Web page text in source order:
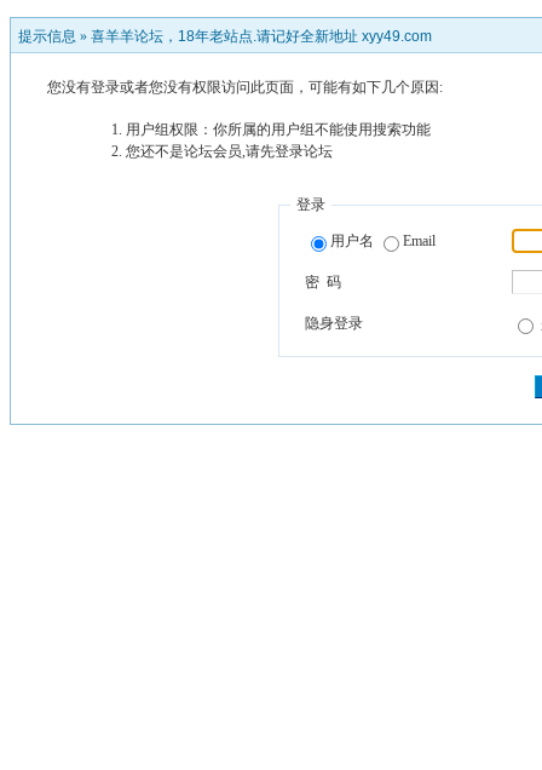
提示信息 » 喜羊羊论坛，18年老站点.请记好全新地址 xyy49.com
您没有登录或者您没有权限访问此页面，可能有如下几个原因:
用户组权限：你所属的用户组不能使用搜索功能
您还不是论坛会员,请先登录论坛
登录
用户名 Email
密 码
隐身登录